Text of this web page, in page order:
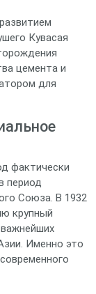
Кувасая
цемента и
для
фактически
период
Союза. В 1932
крупный
Именно это